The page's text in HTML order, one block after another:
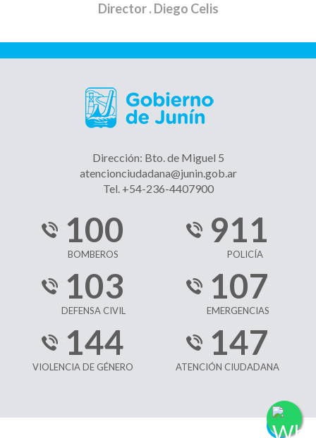
Director. Diego Celis
Dirección: Bto. de Miguel 5
atencionciudadana@junin.gob.ar
Tel. +54-236-4407900
100
BOMBEROS
911
POLICÍA
103
DEFENSA CIVIL
107
EMERGENCIAS
144
VIOLENCIA DE GÉNERO
147
ATENCIÓN CIUDADANA